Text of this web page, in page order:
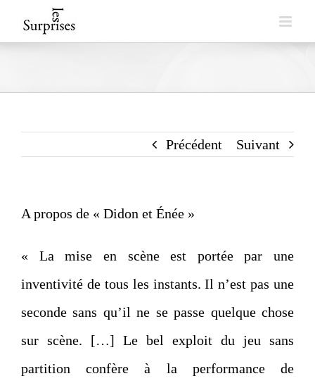
to
Précédent Suivant
A propos de « Didon et Énée »
« La mise en scène est portée par une
inventivité de tous les instants. Il n’est pas une
seconde sans qu’il ne se passe quelque chose
sur scène. […] Le bel exploit du jeu sans
partition confère à la performance de